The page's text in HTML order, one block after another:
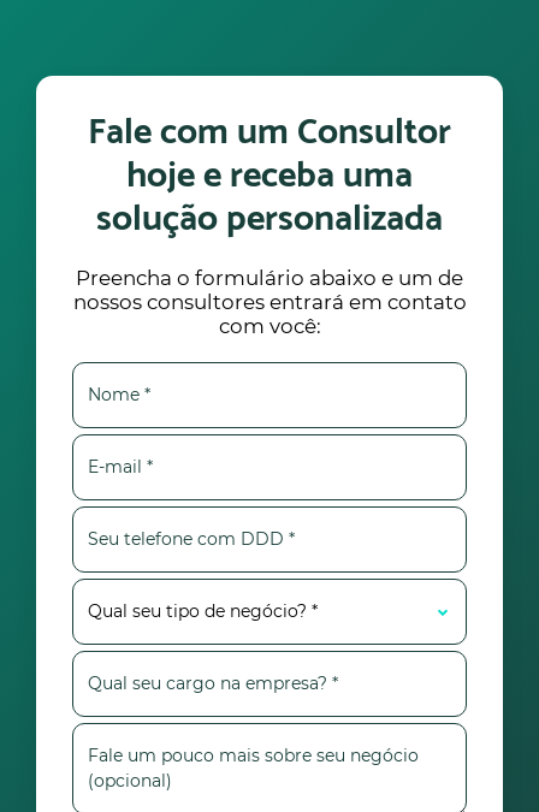
Fale com um Consultor
hoje e receba uma
solução personalizada
Preencha o formulário abaixo e um de
nossos consultores entrará em contato
com você: